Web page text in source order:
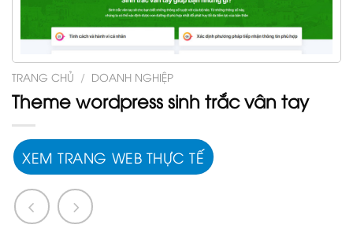
TRANG CHỦ / DOANH NGHIỆP
Theme wordpress sinh trắc vân tay
XEM TRANG WEB THỰC TẾ